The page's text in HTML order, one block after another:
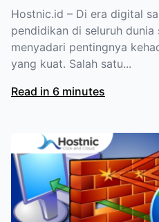
Hostnic.id – Di era digital
pendidikan di seluruh dunia
menyadari pentingnya
yang kuat. Salah satu...
Read in 6 minutes